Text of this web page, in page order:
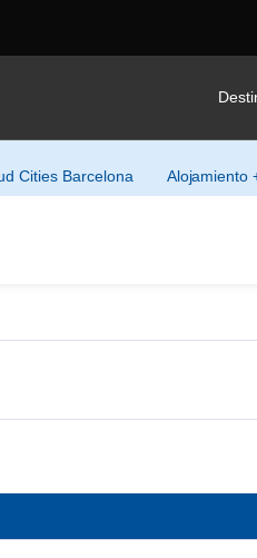
Cities Barcelona Alojamiento